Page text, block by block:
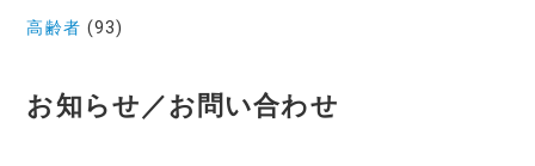
高齢者 (93)
お知らせ／お問い合わせ